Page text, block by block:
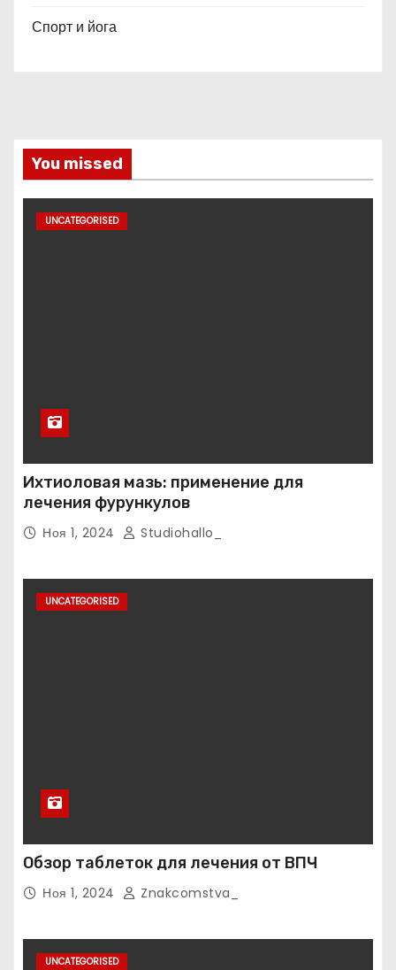
Спорт и йога
You missed
UNCATEGORISED
Ихтиоловая мазь: применение для
лечения фурункулов
Ноя 1, 2024 Studiohallo_
UNCATEGORISED
Обзор таблеток для лечения от ВПЧ
Ноя 1, 2024 Znakcomstva_
UNCATEGORISED